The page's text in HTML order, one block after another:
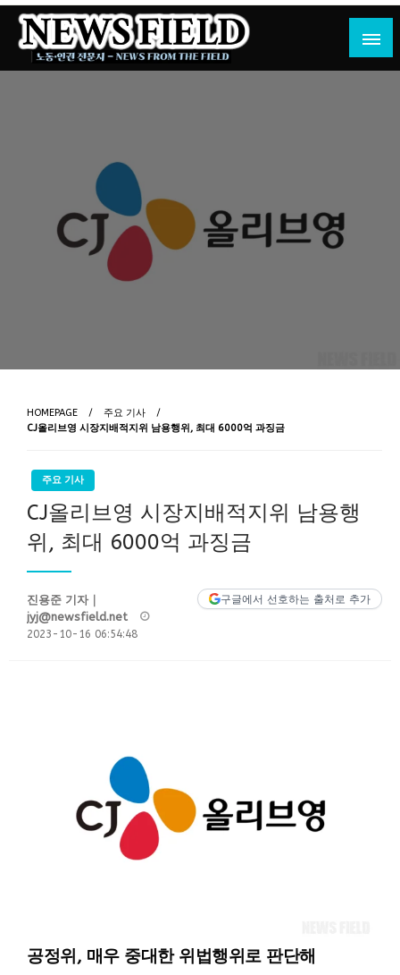
Skip
content
뉴스필드
노동·인권 전문지
HOMEPAGE
주요 기사
CJ올리브영 시장지배적지위 남용행위, 최대 6000억 과징금
주요 기사
CJ올리브영 시장지배적지위 남용행
위, 최대 6000억 과징금
구글에서 선호하는 출처로 추가
진용준 기자｜
jyj@newsfield.net
2023-10-16 06:54:48
공정위, 매우 중대한 위법행위로 판단해